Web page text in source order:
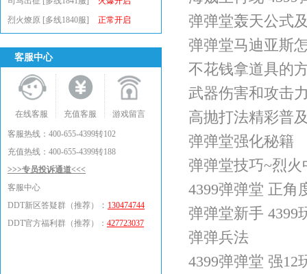
烈火燎原 [多线1840服]
正常开启
客服中心
在线客服 充值客服 游戏留言
客服热线：400-655-4399转102
充值热线：400-655-4399转188
>>>专员投诉通道<<<
客服中心
DDT新区答疑群（推荐）
： 130474744
DDT官方福利群（推荐）： 427723037
弹弹堂轰天公式
弹弹堂马迪亚斯
不花钱拿道具的
武器伤害和攻击
高抛打法精彩普
弹弹堂强化秘籍
弹弹堂技巧~烈火
4399弹弹堂 正角
弹弹堂新手 4399
弹弹兵法
4399弹弹堂 强12